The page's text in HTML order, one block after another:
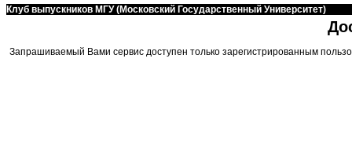
Клуб выпускников МГУ (Московский Государственный Университет)
Запрашиваемый Вами сервис доступен только зарегистрированным